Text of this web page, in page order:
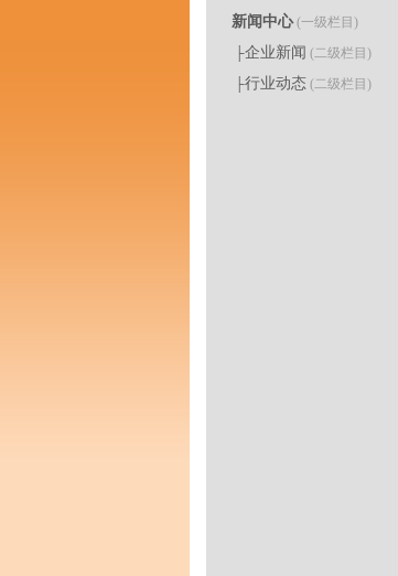
新闻中心 (一级栏目)
├企业新闻 (二级栏目)
├行业动态 (二级栏目)